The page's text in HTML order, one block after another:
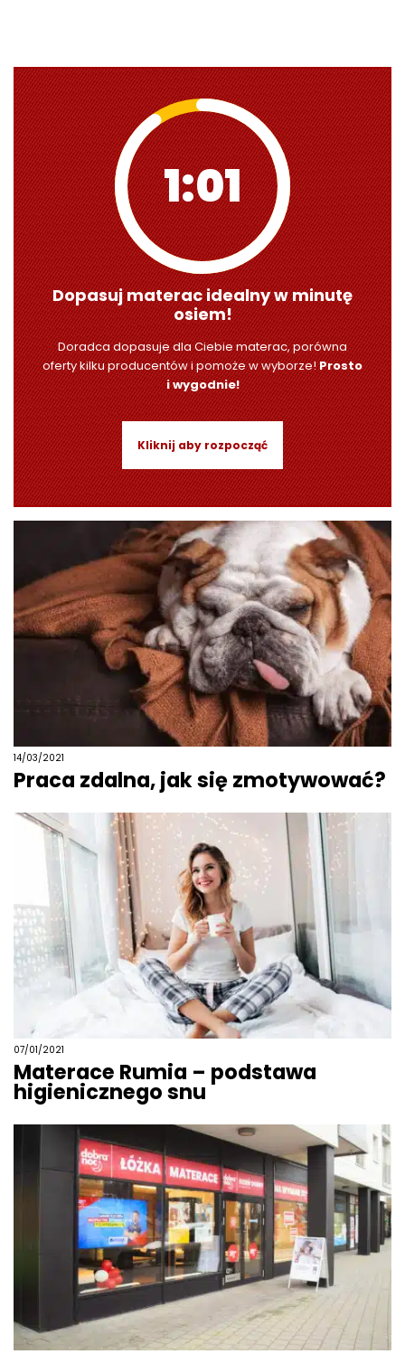
0:59
Dopasuj materac idealny w minutę
osiem!
Doradca dopasuje dla Ciebie materac, porówna
oferty kilku producentów i pomoże w wyborze!Prosto
i wygodnie!
Kliknij aby rozpocząć
14/03/2021
Praca zdalna, jak się zmotywować?
07/01/2021
Materace Rumia – podstawa
higienicznego snu